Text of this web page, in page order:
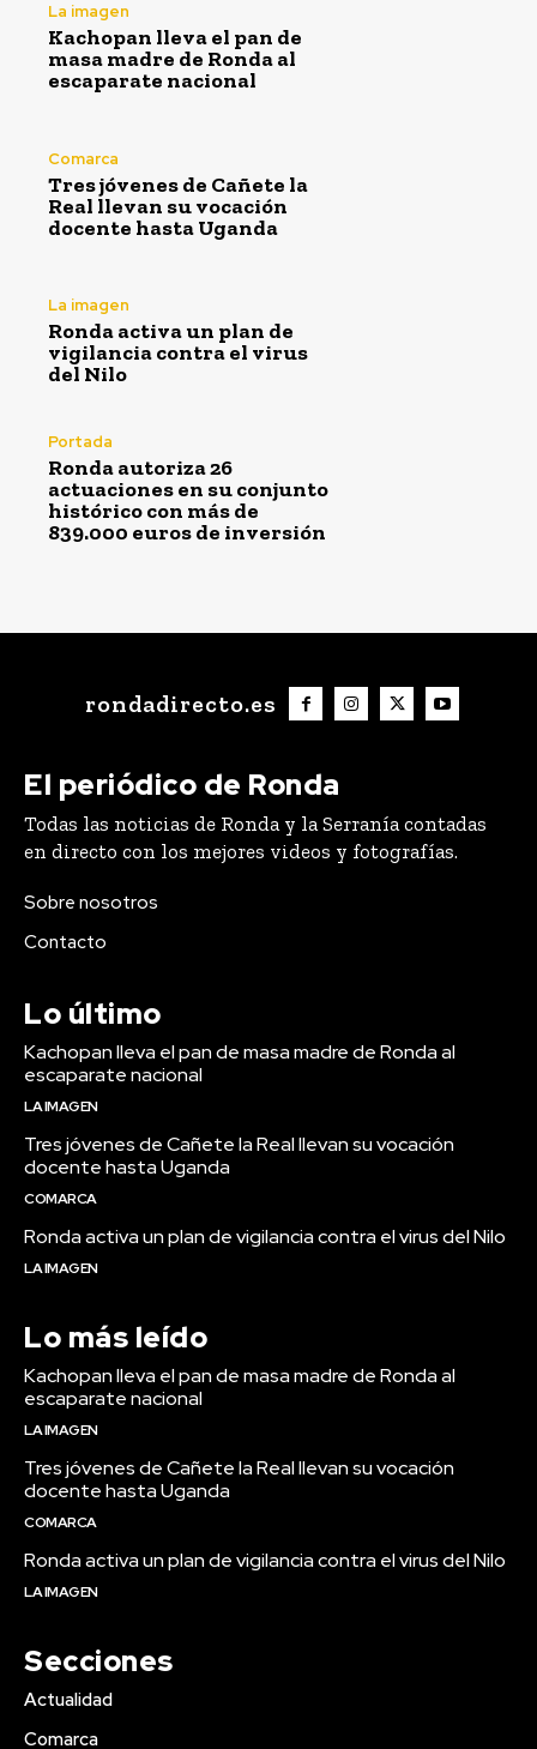
La imagen
Kachopan lleva el pan de
masa madre de Ronda al
escaparate nacional
Comarca
Tres jóvenes de Cañete la
Real llevan su vocación
docente hasta Uganda
La imagen
Ronda activa un plan de
vigilancia contra el virus
del Nilo
Portada
Ronda autoriza 26
actuaciones en su conjunto
histórico con más de
839.000 euros de inversión
rondadirecto.es
El periódico de Ronda
Todas las noticias de Ronda y la Serranía contadas
en directo con los mejores videos y fotografías.
Sobre nosotros
Contacto
Lo último
Kachopan lleva el pan de masa madre de Ronda al
escaparate nacional
LA IMAGEN
Tres jóvenes de Cañete la Real llevan su vocación
docente hasta Uganda
COMARCA
Ronda activa un plan de vigilancia contra el virus del Nilo
LA IMAGEN
Lo más leído
Kachopan lleva el pan de masa madre de Ronda al
escaparate nacional
LA IMAGEN
Tres jóvenes de Cañete la Real llevan su vocación
docente hasta Uganda
COMARCA
Ronda activa un plan de vigilancia contra el virus del Nilo
LA IMAGEN
Secciones
Actualidad
Comarca